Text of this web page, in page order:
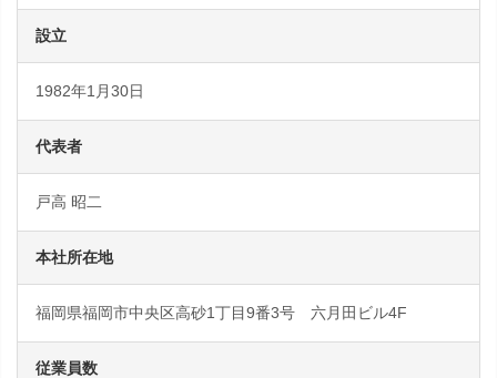
設立
1982年1月30日
代表者
戸高 昭二
本社所在地
福岡県福岡市中央区高砂1丁目9番3号 六月田ビル4F
従業員数